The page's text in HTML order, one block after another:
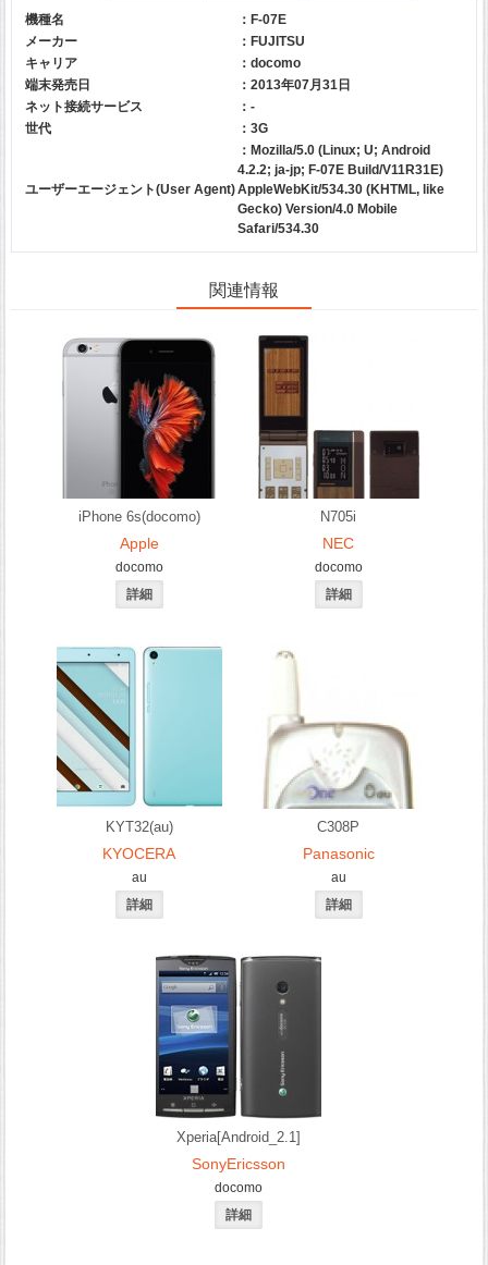
機種名
：F-07E
メーカー
： FUJITSU
キャリア
： docomo
端末発売日
：2013年07月31日
ネット接続サービス
：-
世代
：3G
ユーザーエージェント(User Agent)
：Mozilla/5.0 (Linux; U; Android
4.2.2; ja-jp; F-07E Build/V11R31E)
AppleWebKit/534.30 (KHTML, like
Gecko) Version/4.0 Mobile
Safari/534.30
関連情報
iPhone 6s(docomo)
Apple
docomo
N705i
NEC
docomo
KYT32(au)
KYOCERA
au
C308P
Panasonic
au
Xperia[Android_2.1]
SonyEricsson
docomo